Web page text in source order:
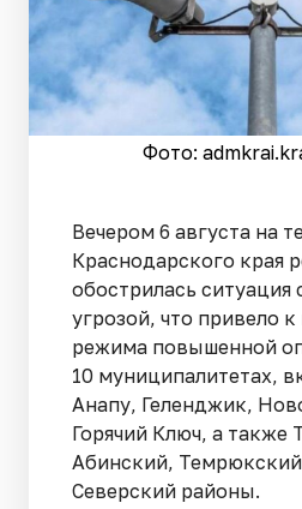
Фото:
Вечером 6 августа на
Краснодарского края
обострилась ситуация
угрозой, что привело
режима повышенной
10 муниципалитетах,
Анапу, Геленджик,
Горячий Ключ, а также
Абинский,
Северский районы.